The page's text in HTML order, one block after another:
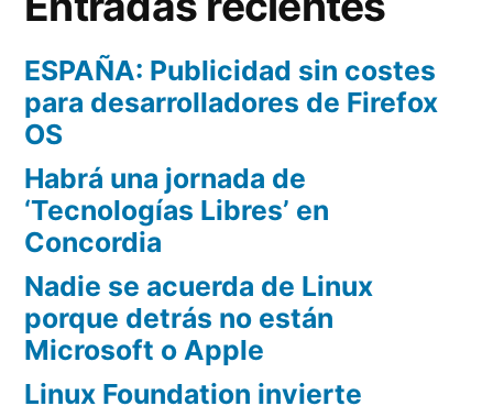
ESPAÑA: Publicidad sin costes
para desarrolladores de Firefox
OS
Habrá una jornada de
‘Tecnologías Libres’ en
Concordia
Nadie se acuerda de Linux
porque detrás no están
Microsoft o Apple
Linux Foundation invierte